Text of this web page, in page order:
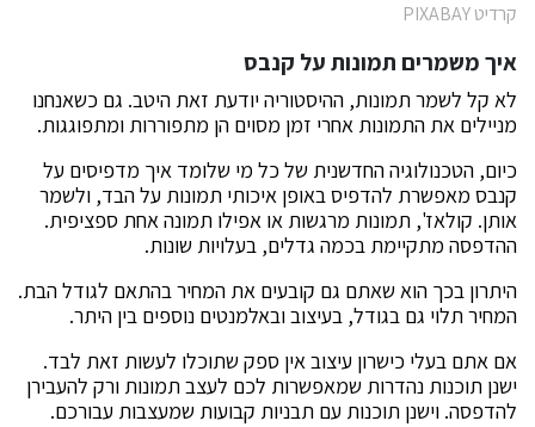
קרדיט PIXABAY
איך משמרים תמונות על קנבס
לא קל לשמר תמונות, ההיסטוריה יודעת זאת היטב. גם כשאנחנו
מניילים את התמונות אחרי זמן מסוים הן מתפוררות ומתפוגגות.
כיום, הטכנולוגיה החדשנית של כל מי שלומד איך מדפיסים על
קנבס מאפשרת להדפיס באופן איכותי תמונות על הבד, ולשמר
אותן. קולאז', תמונות מרגשות או אפילו תמונה אחת ספציפית.
ההדפסה מתקיימת בכמה גדלים, בעלויות שונות.
היתרון בכך הוא שאתם גם קובעים את המחיר בהתאם לגודל הבת.
המחיר תלוי גם בגודל, בעיצוב ובאלמנטים נוספים בין היתר.
אם אתם בעלי כישרון עיצוב אין ספק שתוכלו לעשות זאת לבד.
ישנן תוכנות נהדרות שמאפשרות לכם לעצב תמונות ורק להעבירן
להדפסה. וישנן תוכנות עם תבניות קבועות שמעצבות עבורכם.